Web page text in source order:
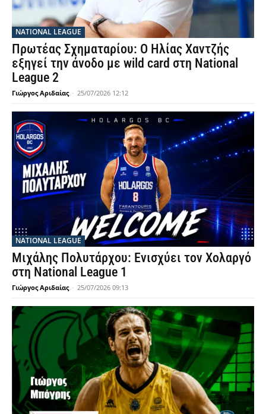
NATIONAL LEAGUE
Πρωτέας Σχηματαρίου: Ο Ηλίας Χαντζής
εξηγεί την άνοδο με wild card στη National
League 2
Γιώργος Αριδαίας - 25/07/2026 12:12
NATIONAL LEAGUE
Μιχάλης Πολυτάρχου: Ενισχύει τον Χολαργό
στη National League 1
Γιώργος Αριδαίας - 25/07/2026 09:13